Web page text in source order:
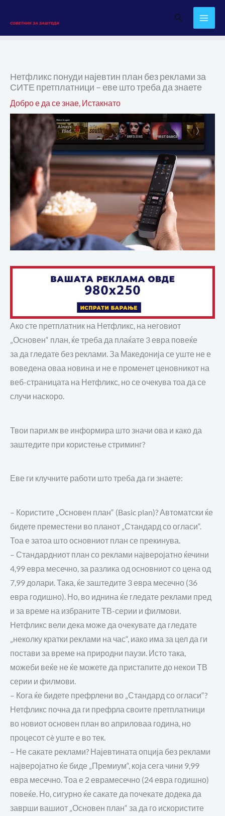
content
Search
Нетфликс понуди најевтин план без реклами за
СИТЕ претплатници – еве што треба да знаете
Добро е да се знае, Истакнато
Ако сте претплатник на Нетфликс, на неговиот
„Основен“ план, ќе треба да плаќате 3евра повеќе
за да гледате без реклами. За Македонија се уште не е
воведена оваа новина и не е променет ценовникот на
веб-страницата на Нетфликс, но се очекува тоа да се
случи наскоро.
Твои пари.мк ве информира што значи ова и како да
заштедите при користење стриминг?
Еве ги клучните работи што треба да ги знаете:
– Користите „Основен план“ (Basic plan)? Автоматски ќе
бидете преместени во планот „Стандард со огласи“.
Тоа е затоа што основниот план се прекинува.
– Стандардниот план со реклами најверојатно ќечини
4,99евра месечно,за разлика од основниот со цена од
7,99 долари. Така, ќе заштедите 3евра месечно (36
евра годишно). Но, во иднина ќе гледате реклами пред
и за време на избраните ТВ-серии и филмови.
Нетфликс вели дека може да очекувате да гледате
„неколку кратки реклами на час“, иако има за цел да ги
постави за време на природни паузи. Исто така,
можеби веќе не ќе можете да пристапите до некои ТВ
серии и филмови.
– Кога ќе бидете префрлени во „Стандард со огласи“?
Нетфликс почна да ги префрла своите претплатници
во новиотосновен план во априловаа година, но
процесот сè уште е во тек.
– Не сакате реклами? Најевтината опција без реклами
најверојатно ќе биде „Премиум“, која сега чини 9,99
евра месечно. Тоа е 2 еврамесечно (24евра годишно)
повеќе. Но, сигурно ќе сакате да почекате додека да
заврши вашиот „Основен план“ за да го искористите